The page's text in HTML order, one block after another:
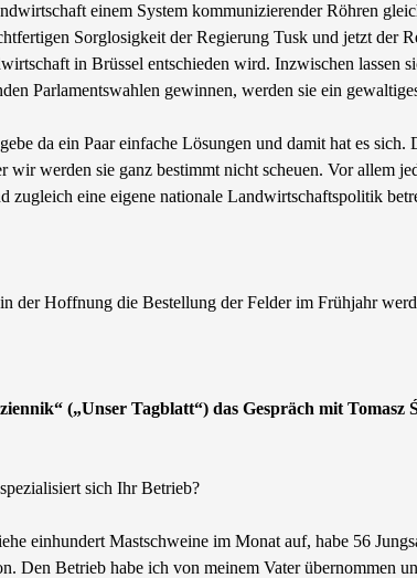
einem System kommunizierender Röhren
Sorglosigkeit der Regierung Tusk und jetzt
in Brüssel entschieden wird. Inzwischen lassen
Parlamentswahlen gewinnen, werden sie ein
da ein Paar einfache Lösungen und damit hat es
werden sie ganz bestimmt nicht scheuen. Vor allem
zugleich eine eigene nationale Landwirtschaftspolitik
der Hoffnung die Bestellung der Felder im Frühjahr
(„Unser Tagblatt“) das Gespräch mit
sich Ihr Betrieb?
einhundert Mastschweine im Monat auf, habe 56
Den Betrieb habe ich von meinem Vater übernommen